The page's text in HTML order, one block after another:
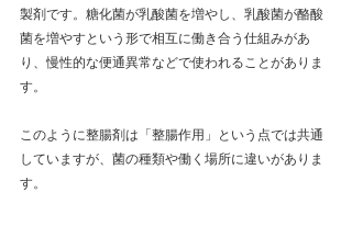
製剤です。糖化菌が乳酸菌を増やし、乳酸菌が酪酸
菌を増やすという形で相互に働き合う仕組みがあ
り、慢性的な便通異常などで使われることがありま
す。
このように整腸剤は「整腸作用」という点では共通
していますが、菌の種類や働く場所に違いがありま
す。